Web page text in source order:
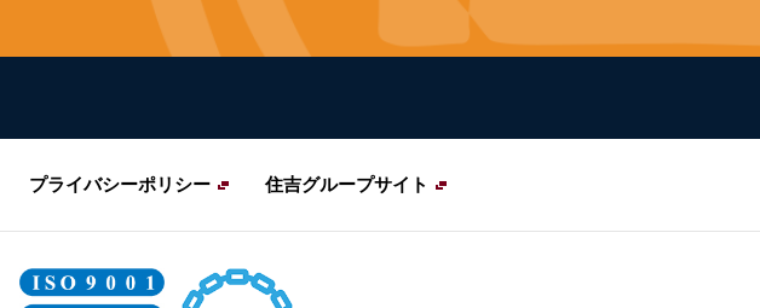
プライバシーポリシー 住吉グループサイト